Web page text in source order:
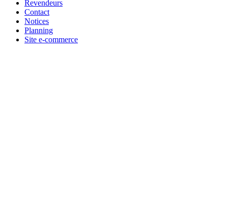
Revendeurs
Contact
Notices
Planning
Site e-commerce